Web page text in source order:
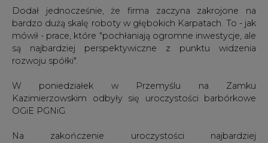
rozwoju spółki".
W poniedziałek w Przemyślu na Zamku
Kazimierzowskim odbyły się uroczystości barbórkowe
OGiE PGNiG.
Na zakończenie uroczystości najbardziej
zaangażowanym i aktywnym pracownikom wręczono
nagrody i odznaczenia.